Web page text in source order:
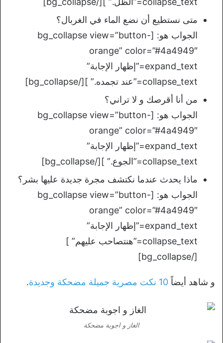
متى نستطيع أن نضع الماء في الغربال؟
الجواب هو: [bg_collapse view=”button-
orange” color=”#4a4949″
expand_text=”إظهار الإجابة”
collapse_text=”عند تجمده.” ][/bg_collapse]
من أنا أقرصك و لا تراني؟
الجواب هو: [bg_collapse view=”button-
orange” color=”#4a4949″
expand_text=”إظهار الإجابة”
collapse_text=”الجوع.” ][/bg_collapse]
ماذا يحدث عندما نكتشف مجرة جديدة عليها بشر؟
الجواب هو: [bg_collapse view=”button-
orange” color=”#4a4949″
expand_text=”إظهار الإجابة”
collapse_text=”هنتصاحب عليهم” ]
[/bg_collapse]
و شاهد أيضاً 10 نكت مصرية جميلة مضحكة وجديدة .
الغاز و اجوبة مضحكة